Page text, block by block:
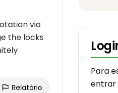
via
the locks
Relatório
Para
entrar